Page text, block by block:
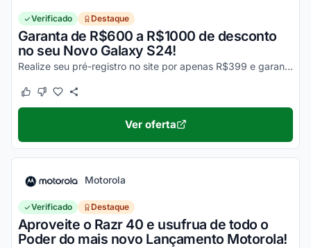
Verificado Destaque
Garanta de R$600 a R$1000 de desconto
no seu Novo Galaxy S24!
Realize seu pré-registro no site por apenas R$399 e garanta esse desconto imperdível na sua compra!
Este cupom funcionou
Este cupom não funcionou
Ver oferta
Motorola
Verificado Destaque
Aproveite o Razr 40 e usufrua de todo o
Poder do mais novo Lançamento Motorola!